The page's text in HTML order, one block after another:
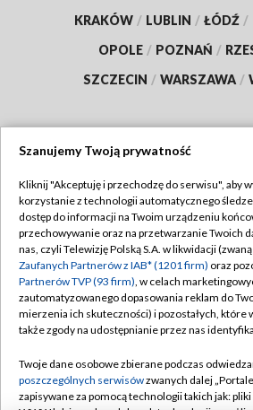
KRAKÓW / LUBLIN / ŁÓDŹ /
OPOLE / POZNAŃ /
SZCZECIN / WARSZAWA /
TVP
Abonament TVP
Emisja w TVP
Centrum informacji TVP
Naziemna Telewizja Cyfrowa
Rada Programowa
System NOS
Regulamin TVP
Polityka
Moje zgody
Pomoc
Kontakt
Szanujemy Twoją prywatność
Kliknij "Akceptuję i przechodzę do serwisu", aby
korzystanie z technologii automatycznego
dostęp do informacji na Twoim urządzeniu
przechowywanie oraz na przetwarzanie Twoich
nas, czyli Telewizję Polską S.A. w likwidacji
Zaufanych Partnerów z IAB* (1201 firm) oraz
Partnerów TVP (93 firm), w celach
zautomatyzowanego dopasowania reklam do
mierzenia ich skuteczności) i pozostałych, które
także zgody na udostępnianie przez nas
Twoje dane osobowe zbierane podczas
poszczególnych serwisówzwanych dalej
zapisywane za pomocą technologii takich jak: